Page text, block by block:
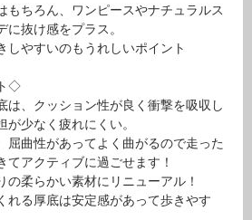
もちろん、ワンピースやナチュラルス
に抜け感をプラス。
しやすいのもうれしいポイント
◇
は、クッション性が良く衝撃を吸収し
少なく疲れにくい。
屈曲性があってよく曲がるので走った
てアクティブに過ごせます！
の柔らかい素材にリニューアル！
れる厚底は安定感があって歩きやす